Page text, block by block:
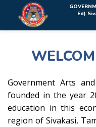
Rolex Replica Uhren
Ed)
Government Arts
founded in the year
education in this
region of Sivakasi,